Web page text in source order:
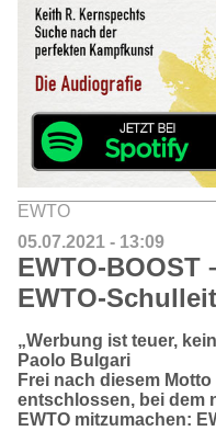
EWTO
05.07.2021 - 13:09
EWTO-
EWTO-
„Werbung ist teuer,
Paolo Bulgari
Frei nach diesem
entschlossen, bei dem
EWTO mitzumachen: